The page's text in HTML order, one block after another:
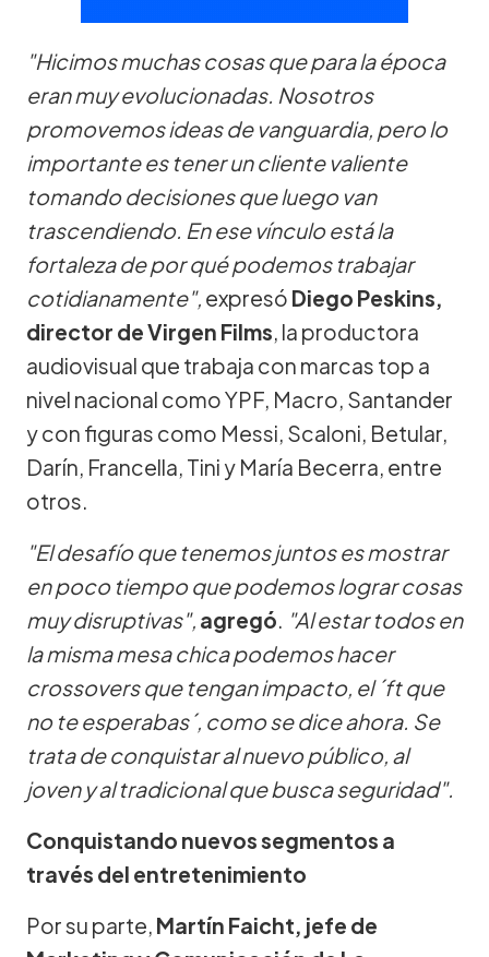
"Hicimos muchas cosas que para la época
eran muy evolucionadas. Nosotros
promovemos ideas de vanguardia, pero lo
importante es tener un cliente valiente
tomando decisiones que luego van
trascendiendo. En ese vínculo está la
fortaleza de por qué podemos trabajar
cotidianamente", expresó Diego Peskins,
director de Virgen Films, la productora
audiovisual que trabaja con marcas top a
nivel nacional como YPF, Macro, Santander
y con figuras como Messi, Scaloni, Betular,
Darín, Francella, Tini y María Becerra, entre
otros.
"El desafío que tenemos juntos es mostrar
en poco tiempo que podemos lograr cosas
muy disruptivas", agregó. "Al estar todos en
la misma mesa chica podemos hacer
crossovers que tengan impacto, el ´ft que
no te esperabas´, como se dice ahora. Se
trata de conquistar al nuevo público, al
joven y al tradicional que busca seguridad".
Conquistando nuevos segmentos a
través del entretenimiento
Por su parte, Martín Faicht, jefe de